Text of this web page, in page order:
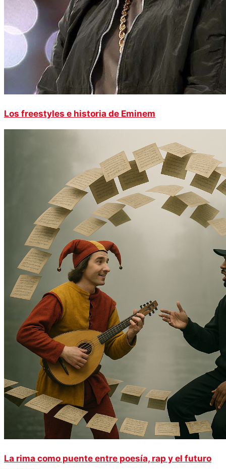
Los freestyles e historia de Eminem
La rima como puente entre poesía, rap y el futuro